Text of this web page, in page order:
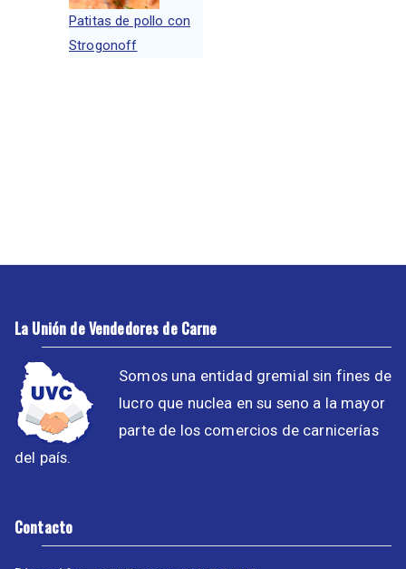
Patitas de pollo con
Strogonoff
La Unión de Vendedores de Carne
Somos una entidad gremial sin fines de
lucro que nuclea en su seno a la mayor
parte de los comercios de carnicerías
del país.
Contacto